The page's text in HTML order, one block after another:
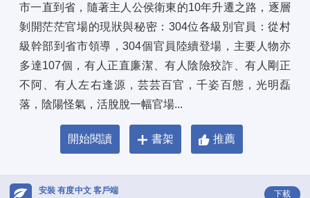
市一直到省，隨著主人公侯衛東的10年升遷之路，逐層
剝開茫茫官場的現狀與秘密：304位各級別官員：從村
級幹部到省市領導，304個官員陸續登場，主要人物亦
多達107個，有人正直廉潔、有人陰險狡詐、有人剛正
不阿、有人左右逢源，芸芸百官，千姿百態，光明磊
落，陰陽怪氣，活脫脫一幅官場...
開始閱讀 書架 推薦
安裝 有度中文 客戶端 下載